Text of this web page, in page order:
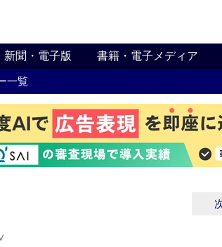
新聞・電子版 書籍・電子メディア
一覧